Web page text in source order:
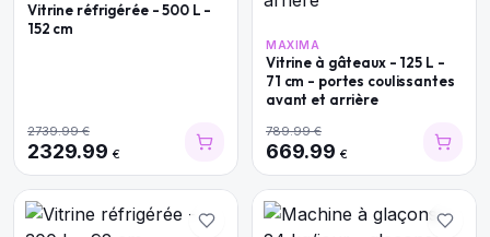
Vitrine réfrigérée - 500 L -
152 cm
2739.99€
2329.99 €
MAXIMA
Vitrine à gâteaux - 125 L -
71 cm - portes coulissantes
avant et arrière
789.99€
669.99 €